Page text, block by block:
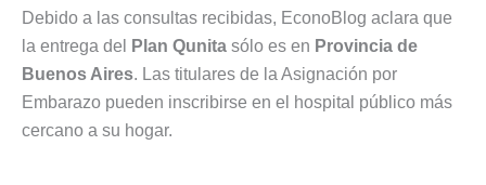
Debido a las consultas recibidas, EconoBlog aclara que
la entrega del
Plan Qunita sólo es en Provincia de
Buenos Aires. Las titulares de la Asignación por
Embarazo pueden inscribirse en el hospital público más
cercano a su hogar.